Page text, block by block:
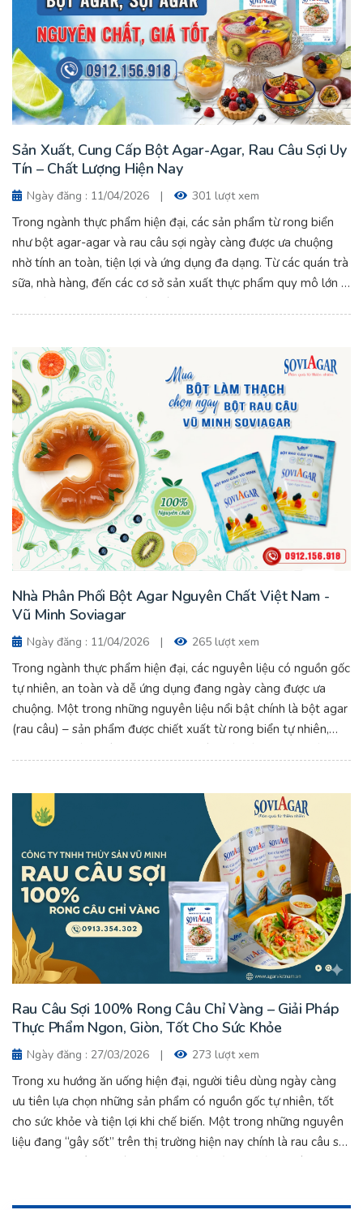
Sản Xuất, Cung Cấp Bột Agar-Agar, Rau Câu Sợi Uy
Tín – Chất Lượng Hiện Nay
Ngày đăng : 11/04/2026 | 301 lượt xem
Trong ngành thực phẩm hiện đại, các sản phẩm từ rong biển
như bột agar-agar và rau câu sợi ngày càng được ưa chuộng
nhờ tính an toàn, tiện lợi và ứng dụng đa dạng. Từ các quán trà
sữa, nhà hàng, đến các cơ sở sản xuất thực phẩm quy mô lớn –
nhu cầu sử dụng agar ngày càng tăng mạnh.
Nhà Phân Phối Bột Agar Nguyên Chất Việt Nam -
Vũ Minh Soviagar
Ngày đăng : 11/04/2026 | 265 lượt xem
Trong ngành thực phẩm hiện đại, các nguyên liệu có nguồn gốc
tự nhiên, an toàn và dễ ứng dụng đang ngày càng được ưa
chuộng. Một trong những nguyên liệu nổi bật chính là bột agar
(rau câu) – sản phẩm được chiết xuất từ rong biển tự nhiên,
mang lại nhiều lợi ích cho sức khỏe và chế biến. Với nhu cầu
chất Việt Nam uy tín là điều quan trọng đối với cá nhân, hộ kinh
doanh và doanh nghiệp. Bài viết dưới đây sẽ giúp bạn hiểu rõ
hơn về agar, ứng dụng cũng như cách lựa chọn nhà cung cấp
chất lượng.
Rau Câu Sợi 100% Rong Câu Chỉ Vàng – Giải Pháp
Thực Phẩm Ngon, Giòn, Tốt Cho Sức Khỏe
Ngày đăng : 27/03/2026 | 273 lượt xem
Trong xu hướng ăn uống hiện đại, người tiêu dùng ngày càng
ưu tiên lựa chọn những sản phẩm có nguồn gốc tự nhiên, tốt
cho sức khỏe và tiện lợi khi chế biến. Một trong những nguyên
liệu đang “gây sốt” trên thị trường hiện nay chính là rau câu sợi
100% rong câu chỉ vàng – sản phẩm nổi bật đến từ Công ty